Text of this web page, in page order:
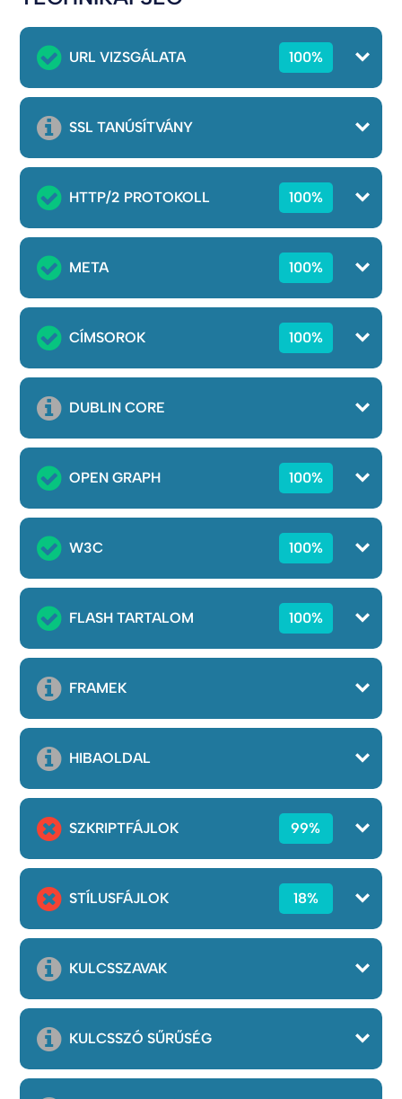
URL VIZSGÁLATA 100%
SSL TANÚSÍTVÁNY
HTTP/2 PROTOKOLL 100%
META 100%
CÍMSOROK 100%
DUBLIN CORE
OPEN GRAPH 100%
W3C 100%
FLASH TARTALOM 100%
FRAMEK
HIBAOLDAL
SZKRIPTFÁJLOK 99%
STÍLUSFÁJLOK 18%
KULCSSZAVAK
KULCSSZÓ SŰRŰSÉG